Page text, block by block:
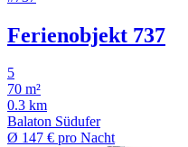
Ferienobjekt 737
5
70 m²
0.3 km
Balaton Südufer
Ø 147 € pro Nacht